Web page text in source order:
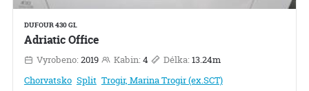
DUFOUR 430 GL
Adriatic Office
Vyrobeno: 2019 Kabin: 4 Délka: 13.24m
Chorvatsko Split Trogir, Marina Trogir (ex.SCT)